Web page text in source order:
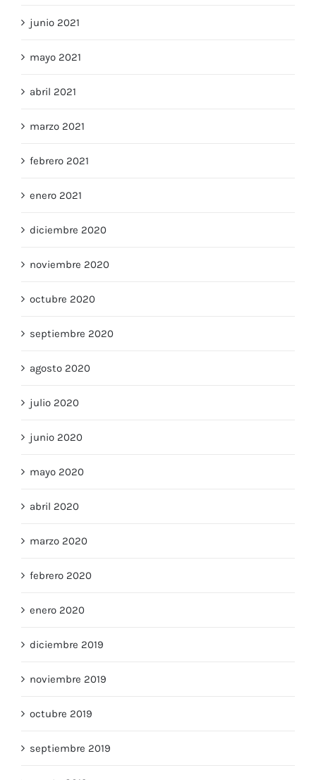
junio 2021
mayo 2021
abril 2021
marzo 2021
febrero 2021
enero 2021
diciembre 2020
noviembre 2020
octubre 2020
septiembre 2020
agosto 2020
julio 2020
junio 2020
mayo 2020
abril 2020
marzo 2020
febrero 2020
enero 2020
diciembre 2019
noviembre 2019
octubre 2019
septiembre 2019
agosto 2019